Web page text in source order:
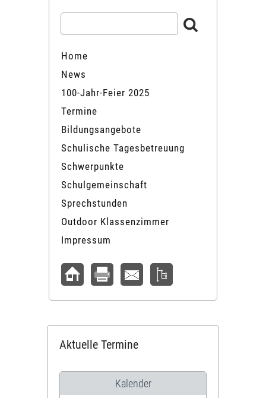
Home
News
100-Jahr-Feier 2025
Termine
Bildungsangebote
Schulische Tagesbetreuung
Schwerpunkte
Schulgemeinschaft
Sprechstunden
Outdoor Klassenzimmer
Impressum
Aktuelle Termine
Kalender